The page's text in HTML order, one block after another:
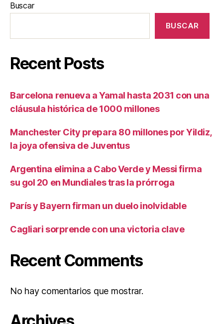
Buscar
BUSCAR
Recent Posts
Barcelona renueva a Yamal hasta 2031 con una
cláusula histórica de 1000 millones
Manchester City prepara 80 millones por Yildiz,
la joya ofensiva de Juventus
Argentina elimina a Cabo Verde y Messi firma
su gol 20 en Mundiales tras la prórroga
París y Bayern firman un duelo inolvidable
Cagliari sorprende con una victoria clave
Recent Comments
No hay comentarios que mostrar.